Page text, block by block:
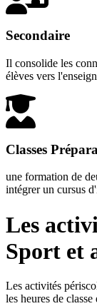
Secondaire
Il consolide les
élèves vers
Classes
une formation de
intégrer un cursus
Les
Sport et
Les activités
les heures de